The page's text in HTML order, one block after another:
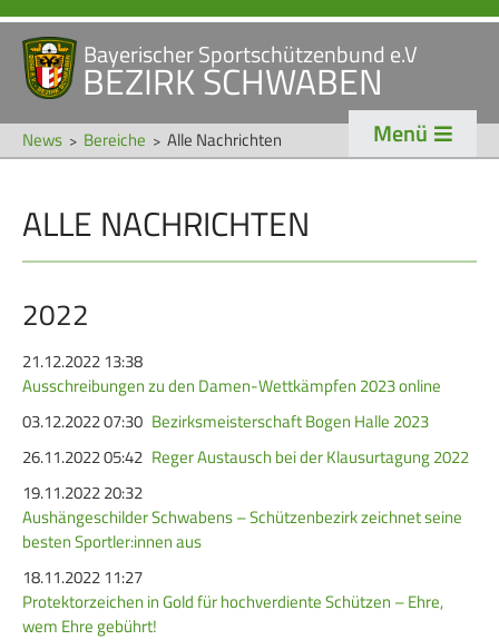
Bayerischer Sportschützenbund e.V
BEZIRK SCHWABEN
News Bereiche Alle Nachrichten Menü
ALLE NACHRICHTEN
2022
21.12.2022 13:38
Ausschreibungen zu den Damen-Wettkämpfen 2023 online
03.12.2022 07:30 Bezirksmeisterschaft Bogen Halle 2023
26.11.2022 05:42 Reger Austausch bei der Klausurtagung 2022
19.11.2022 20:32
Aushängeschilder Schwabens – Schützenbezirk zeichnet seine
besten Sportler:innen aus
18.11.2022 11:27
Protektorzeichen in Gold für hochverdiente Schützen – Ehre,
wem Ehre gebührt!
Navigation
überspringen
STARTSEITE
VERANSTALTUNGEN
NEWS
überspringen
VERBAND
Veranstaltungen
Bezirk Schwaben
Gaue & Mitglieder
Referenten
Ehrungen
Service
TRADITION
Schützentradition
Oktoberfest
Schützen­­museum
SPORT
Schützensport